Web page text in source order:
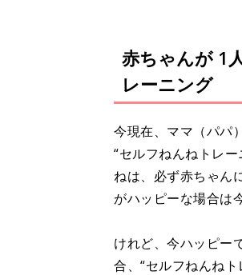
赤ちゃんが 1
レーニング
今現在、ママ（パパ
“セルフねんねトレ
ねは、必ず赤ちゃん
がハッピーな場合は
けれど、今ハッピー
合、“セルフねんね